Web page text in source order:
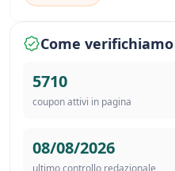
Come
5710
coupon attivi in pagina
08/08/2026
ultimo controllo redazionale